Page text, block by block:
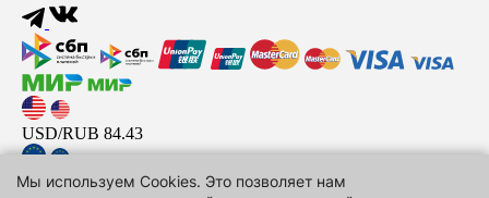
USD/RUB 84.43
EUR/RUB 97.44
Мы используем Cookies. Это позволяет нам